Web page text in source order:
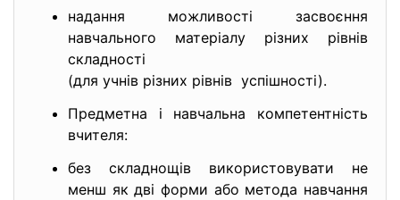
надання можливості засвоєння
навчального матеріалу різних рівнів
складності
(для учнів різних рівнів успішності).
Предметна і навчальна компетентність
вчителя:
без складнощів використовувати не
менш як дві форми або метода навчання